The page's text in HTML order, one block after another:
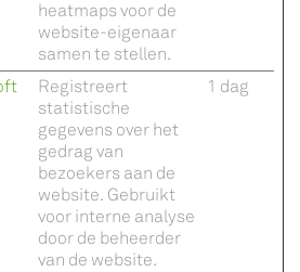
heatmaps voor de
website-eigenaar
samen te stellen.
Registreert
statistische
gegevens over het
gedrag van
bezoekers aan de
website. Gebruikt
voor interne analyse
door de beheerder
van de website.
1 dag